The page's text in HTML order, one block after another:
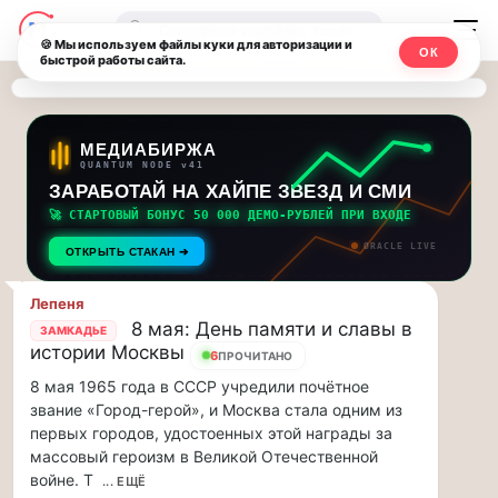
Последние
новости
и
обновления
потока:
Друзья,
приглашаем
на
музыкальную
прогулку
по
Москве
Друзья,
приглашаем
на
музыкальную
Москвичи.net
—
Главный
столичный
чат-
мессенджер,
новости
и
инсайды
Москвы
🔍
МЕДИАБИРЖА
QUANTUM NODE v41
ЗАРАБОТАЙ НА ХАЙПЕ ЗВЕЗД И СМИ
🚀 СТАРТОВЫЙ БОНУС 50 000 ДЕМО-РУБЛЕЙ ПРИ ВХОДЕ
ОТКРЫТЬ СТАКАН ➔ ORACLE LIVE
Лепеня
ЗАМКАДЬЕ
8 мая: День памяти и славы в
истории Москвы
6ПРОЧИТАНО
8 мая 1965 года в СССР учредили почётное
звание «Город-герой», и Москва стала одним из
первых городов, удостоенных этой награды за
массовый героизм в Великой Отечественной
войне. Т ... ЕЩЁ
🍪 Мы используем файлы куки для авторизации и
быстрой работы сайта.
ОК